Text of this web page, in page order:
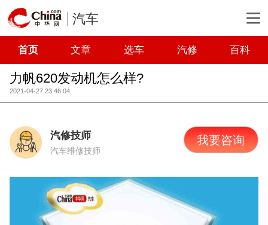
汽车
首页 文章 选车 汽修 百科
力帆620发动机怎么样?
2021-04-27 23:46:04
汽修技师
汽车维修技师
我要咨询